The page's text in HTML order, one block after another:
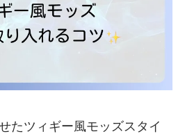
たツィギー風モッズスタイ